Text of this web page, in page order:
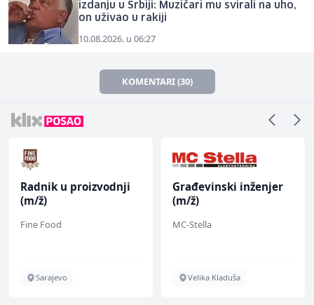
izdanju u Srbiji: Muzičari mu svirali na uho,
on uživao u rakiji
10.08.2026. u 06:27
KOMENTARI (30)
Radnik u proizvodnji
(m/ž)
Fine Food
Sarajevo
Građevinski inženjer
(m/ž)
MC-Stella
Velika Kladuša